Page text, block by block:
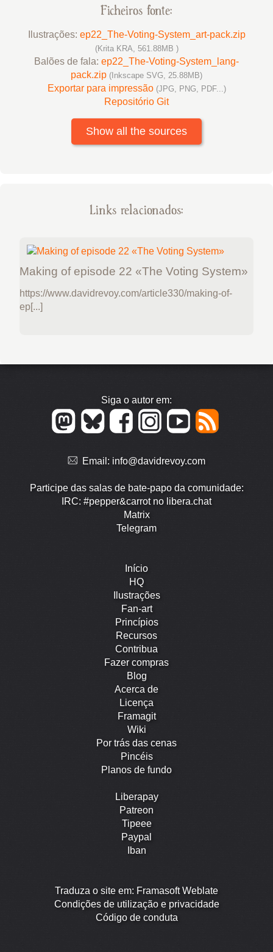
Ficheiros fonte:
Ilustrações: ep22_The-Voting-System_art-pack.zip
(Krita KRA, 561.88MB )
Balões de fala: ep22_The-Voting-System_lang-
pack.zip (Inkscape SVG, 25.88MB)
Exportar para impressão (JPG, PNG, PDF...)
Repositório Git
Show all the sources
Links relacionados:
Making of episode 22 «The Voting System»
https://www.davidrevoy.com/article330/making-of-
ep[...]
Siga o autor em:
Email: info@davidrevoy.com
Participe das salas de bate-papo da comunidade:
IRC: #pepper&carrot no libera.chat
Matrix
Telegram
Início
HQ
Ilustrações
Fan-art
Princípios
Recursos
Contribua
Fazer compras
Blog
Acerca de
Licença
Framagit
Wiki
Por trás das cenas
Pincéis
Planos de fundo
Liberapay
Patreon
Tipeee
Paypal
Iban
Traduza o site em: Framasoft Weblate
Condições de utilização e privacidade
Código de conduta